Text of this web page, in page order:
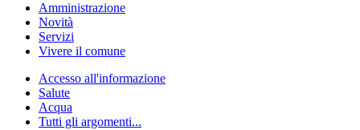
Amministrazione
Novità
Servizi
Vivere il comune
Accesso all'informazione
Salute
Acqua
Tutti gli argomenti...